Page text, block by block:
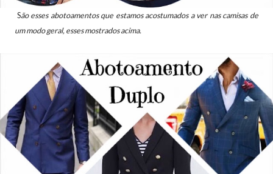
São esses abotoamentos que estamos acostumados a ver nas camisas de
um modo geral, esses mostrados acima.